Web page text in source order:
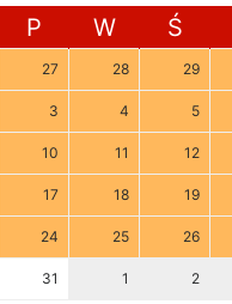
P W Ś
27 28 29
3 4 5
10 11 12
17 18 19
24 25 26
31 1 2